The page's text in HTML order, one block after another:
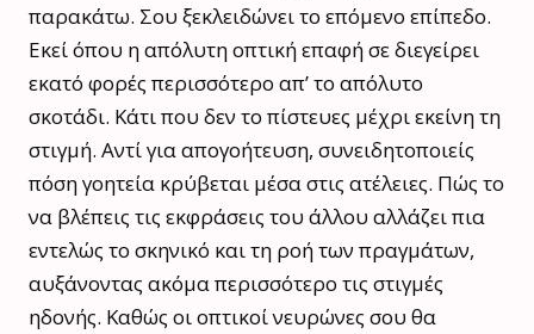
παρακάτω. Σου ξεκλειδώνει το επόμενο επίπεδο.
Εκεί όπου η απόλυτη οπτική επαφή σε διεγείρει
εκατό φορές περισσότερο απ’ το απόλυτο
σκοτάδι. Κάτι που δεν το πίστευες μέχρι εκείνη τη
στιγμή. Αντί για απογοήτευση, συνειδητοποιείς
πόση γοητεία κρύβεται μέσα στις ατέλειες. Πώς το
να βλέπεις τις εκφράσεις του άλλου αλλάζει πια
εντελώς το σκηνικό και τη ροή των πραγμάτων,
αυξάνοντας ακόμα περισσότερο τις στιγμές
ηδονής. Καθώς οι οπτικοί νευρώνες σου θα